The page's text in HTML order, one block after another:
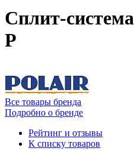
Сплит-
P
Все товары бренда
Подробно о бренде
Рейтинг и отзывы
К списку товаров